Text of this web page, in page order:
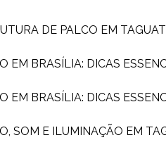
DE PALCO EM
EM BRASÍLIA: DICAS
EM BRASÍLIA: DICAS
SOM E ILUMINAÇÃO EM